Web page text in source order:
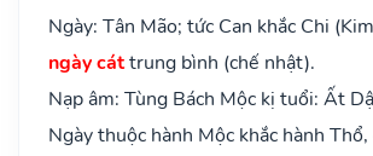
Ngày: Tân Mão; tức Can khắc Chi
ngày cáttrung bình (chế nhật).
Nạp âm: Tùng Bách Mộc kị tuổi: Ất
Ngày thuộc hành Mộc khắc hành